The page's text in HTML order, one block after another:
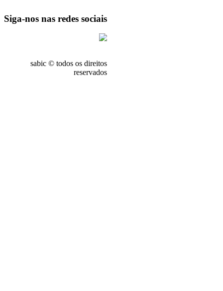
Siga-nos nas redes sociais
sabic © todos os direitos
reservados